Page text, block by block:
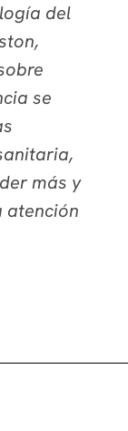
del
se
más y
atención